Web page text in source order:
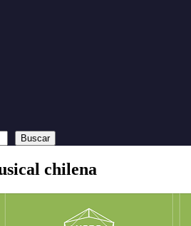
Buscar
chilena